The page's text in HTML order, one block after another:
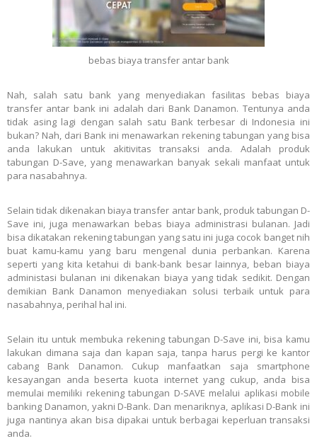
bebas biaya transfer antar bank
Nah, salah satu bank yang menyediakan fasilitas bebas biaya
transfer antar bank ini adalah dari Bank Danamon. Tentunya anda
tidak asing lagi dengan salah satu Bank terbesar di Indonesia ini
bukan? Nah, dari Bank ini menawarkan rekening tabungan yang bisa
anda lakukan untuk akitivitas transaksi anda. Adalah produk
tabungan D-Save, yang menawarkan banyak sekali manfaat untuk
para nasabahnya.
Selain tidak dikenakan biaya transfer antar bank, produk tabungan D-
Save ini, juga menawarkan bebas biaya administrasi bulanan. Jadi
bisa dikatakan rekening tabungan yang satu ini juga cocok banget nih
buat kamu-kamu yang baru mengenal dunia perbankan. Karena
seperti yang kita ketahui di bank-bank besar lainnya, beban biaya
administasi bulanan ini dikenakan biaya yang tidak sedikit. Dengan
demikian Bank Danamon menyediakan solusi terbaik untuk para
nasabahnya, perihal hal ini.
Selain itu untuk membuka rekening tabungan D-Save ini, bisa kamu
lakukan dimana saja dan kapan saja, tanpa harus pergi ke kantor
cabang Bank Danamon. Cukup manfaatkan saja smartphone
kesayangan anda beserta kuota internet yang cukup, anda bisa
memulai memiliki rekening tabungan D-SAVE melalui aplikasi mobile
banking Danamon, yakni D-Bank. Dan menariknya, aplikasi D-Bank ini
juga nantinya akan bisa dipakai untuk berbagai keperluan transaksi
anda.